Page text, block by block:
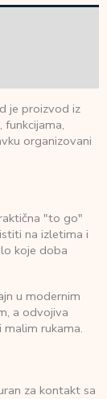
je proizvod iz
organizovani
"to go"
na izletima i
koje doba
u modernim
a odvojiva
malim rukama.
za kontakt sa